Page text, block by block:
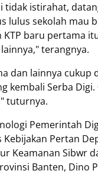
istirahat,
lulus sekolah mau
baru pertama
terangnya.
dan lainnya cukup
Serba Digi.
tuturnya.
Pemerintah
Pertan
Keamanan Sibwr
Banten, Dino